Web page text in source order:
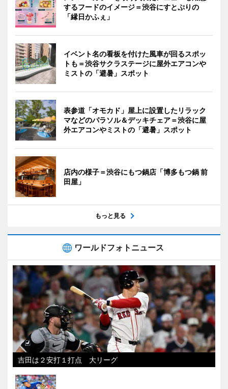
するフードのイメージ＝渋谷にすとぷりの
「縁日かふぇ」
イベント名の看板を付けた風車が回るスポッ
トも＝渋谷サクラステージに屋外エアコンや
ミストの「避暑」スポット
表参道「オモカド」屋上に設置したリラック
マなどのパラソル＆デッキチェア＝渋谷に屋
外エアコンやミストの「避暑」スポット
店内の様子＝渋谷にもつ鍋店「博多もつ鍋 前
田屋」
もっと見る
ワールドフォトニュース
吉田は２安打１打点 大リーグ